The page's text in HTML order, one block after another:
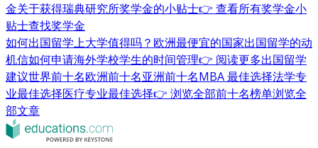
金关于获得瑞典研究所奖学金的小贴士👉 查看所有奖学金小
贴士查找奖学金
如何出国留学上大学值得吗？ 欧洲最便宜的国家出国留学的动
机信如何申请海外学校学生的时间管理👉 阅读更多出国留学
建议世界前十名欧洲前十名亚洲前十名MBA 最佳选择法学专
业最佳选择医疗专业最佳选择👉 浏览全部前十名榜单浏览全
部文章